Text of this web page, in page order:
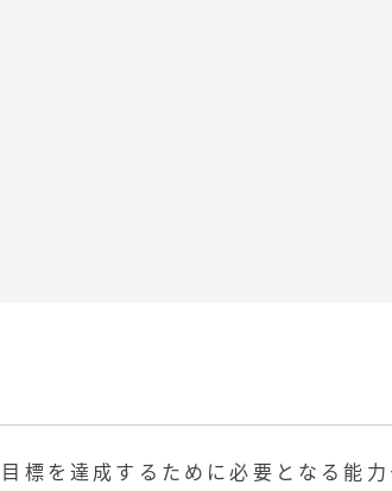
標を達成するために必要となる能